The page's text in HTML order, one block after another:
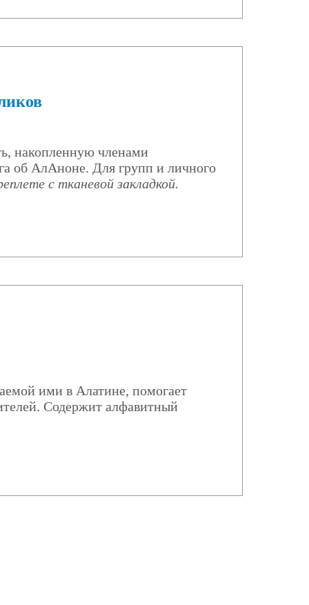
накопленную членами
об АлАноне. Для групп и личного
с тканевой закладкой.
ими в Алатине, помогает
Содержит алфавитный